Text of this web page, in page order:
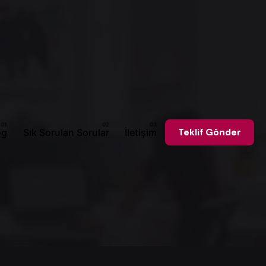
Sık Sorulan Sorular İletişim Teklif Gönder